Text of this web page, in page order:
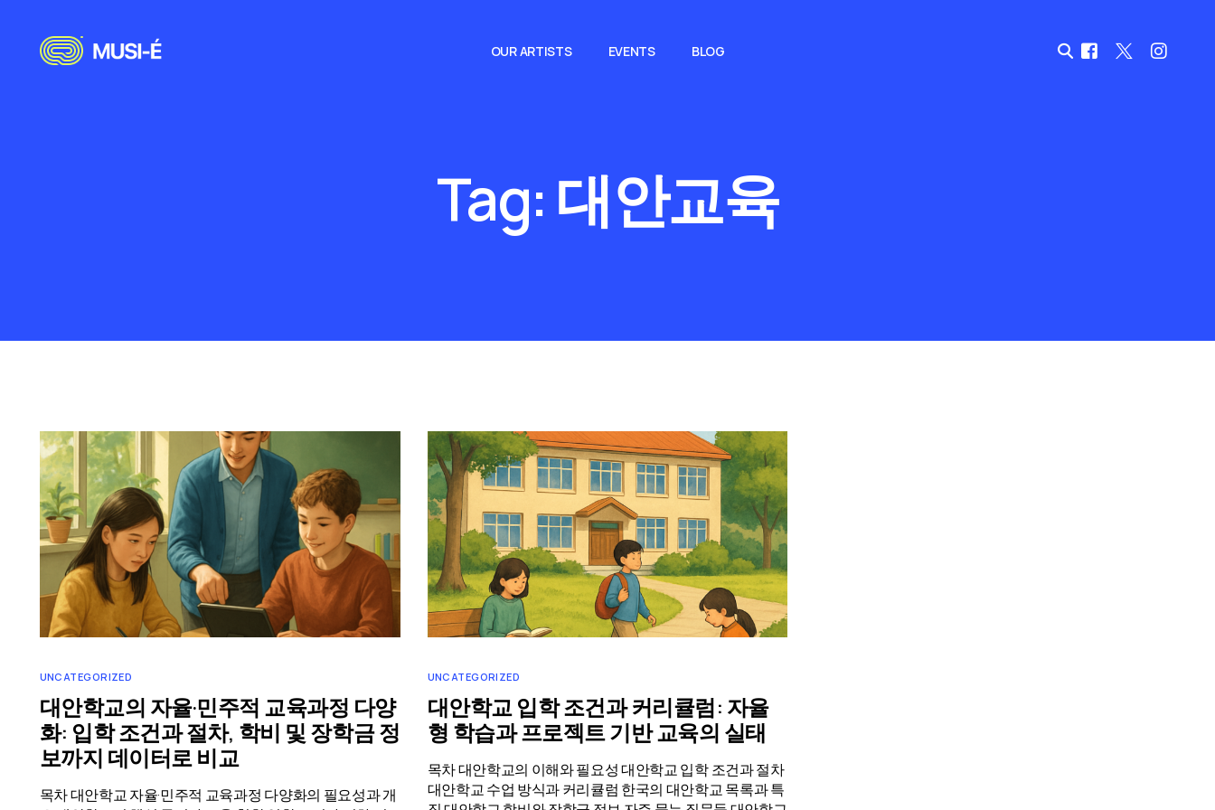
OUR ARTISTS EVENTS BLOG
Tag: 대안교육
UNCATEGORIZED
대안학교의 자율·민주적 교육과정 다양
화: 입학 조건과 절차, 학비 및 장학금 정
보까지 데이터로 비교
목차 대안학교 자율·민주적 교육과정 다양화의 필요성과 개
UNCATEGORIZED
대안학교 입학 조건과 커리큘럼: 자율
형 학습과 프로젝트 기반 교육의 실태
목차 대안학교의 이해와 필요성 대안학교 입학 조건과 절차
대안학교 수업 방식과 커리큘럼 한국의 대안학교 목록과 특